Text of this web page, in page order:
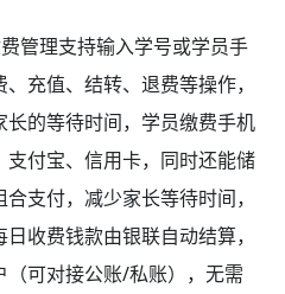
管理支持输入学号或学员手
充值、结转、退费等操作，
的等待时间，学员缴费手机
付宝、信用卡，同时还能储
支付，减少家长等待时间，
收费钱款由银联自动结算，
可对接公账/私账），无需